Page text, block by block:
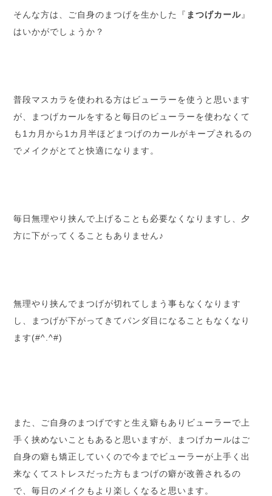
そんな方は、ご自身のまつげを生かした『 まつげカール』
はいかがでしょうか？
普段マスカラを使われる方はビューラーを使うと思います
が、まつげカールをすると毎日のビューラーを使わなくて
も1カ月から1カ月半ほどまつげのカールがキープされるの
でメイクがとてと快適になります。
毎日無理やり挟んで上げることも必要なくなりますし、夕
方に下がってくることもありません♪
無理やり挟んでまつげが切れてしまう事もなくなります
し、まつげが下がってきてパンダ目になることもなくなり
ます(#^.^#)
また、ご自身のまつげですと生え癖もありビューラーで上
手く挟めないこともあると思いますが、まつげカールはご
自身の癖も矯正していくので今までビューラーが上手く出
来なくてストレスだった方もまつげの癖が改善されるの
で、毎日のメイクもより楽しくなると思います。